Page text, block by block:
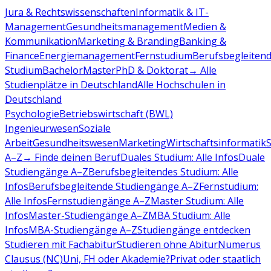
Jura & RechtswissenschaftenInformatik & IT-
ManagementGesundheitsmanagementMedien &
KommunikationMarketing & BrandingBanking &
FinanceEnergiemanagementFernstudiumBerufsbegleitend
StudiumBachelorMasterPhD & Doktorat→ Alle
Studienplätze in DeutschlandAlle Hochschulen in
Deutschland
PsychologieBetriebswirtschaft (BWL)
IngenieurwesenSoziale
ArbeitGesundheitswesenMarketingWirtschaftsinformatik
A–Z→ Finde deinen BerufDuales Studium: Alle InfosDuale
Studiengänge A–ZBerufsbegleitendes Studium: Alle
InfosBerufsbegleitende Studiengänge A–ZFernstudium:
Alle InfosFernstudiengänge A–ZMaster Studium: Alle
InfosMaster-Studiengänge A–ZMBA Studium: Alle
InfosMBA-Studiengänge A–ZStudiengänge entdecken
Studieren mit FachabiturStudieren ohne AbiturNumerus
Clausus (NC)Uni, FH oder Akademie?Privat oder staatlich